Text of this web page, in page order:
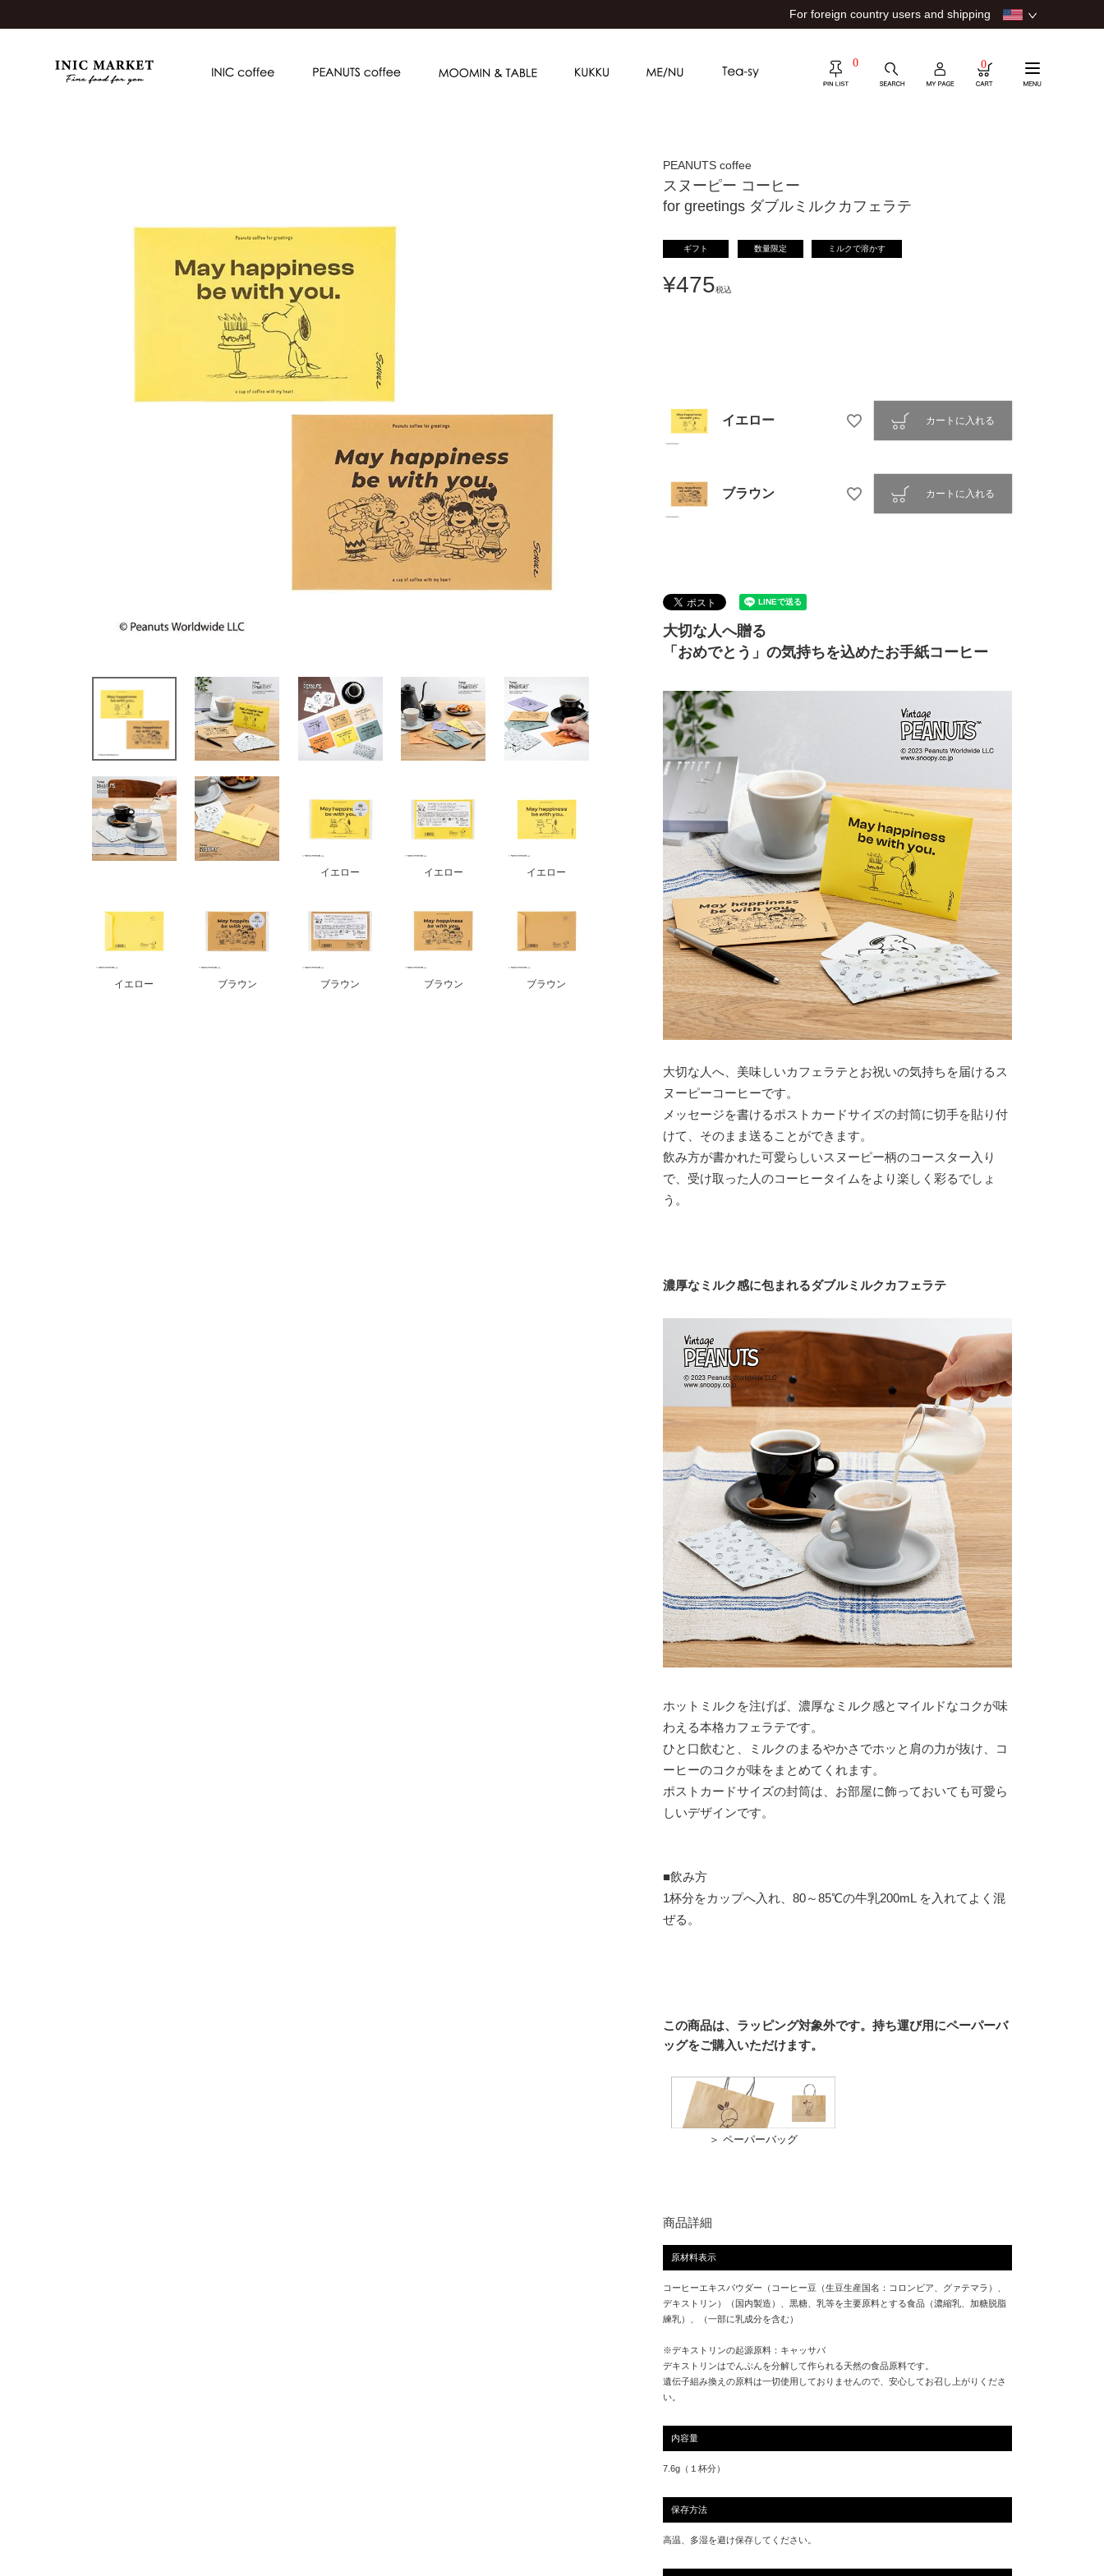
For foreign country users and shipping
0 0
イエロー イエロー イエロー
イエロー ブラウン ブラウン ブラウン ブラウン
PEANUTS coffee
スヌーピー コーヒー
for greetings ダブルミルクカフェラテ
ギフト 数量限定 ミルクで溶かす
¥475税込
イエロー カートに入れる
ブラウン カートに入れる
大切な人へ贈る
「おめでとう」の気持ちを込めたお手紙コーヒー
大切な人へ、美味しいカフェラテとお祝いの気持ちを届けるス
ヌーピーコーヒーです。
メッセージを書けるポストカードサイズの封筒に切手を貼り付
けて、そのまま送ることができます。
飲み方が書かれた可愛らしいスヌーピー柄のコースター入り
で、受け取った人のコーヒータイムをより楽しく彩るでしょ
う。
濃厚なミルク感に包まれるダブルミルクカフェラテ
ホットミルクを注げば、濃厚なミルク感とマイルドなコクが味
わえる本格カフェラテです。
ひと口飲むと、ミルクのまるやかさでホッと肩の力が抜け、コ
ーヒーのコクが味をまとめてくれます。
ポストカードサイズの封筒は、お部屋に飾っておいても可愛ら
しいデザインです。
■飲み方
1杯分をカップへ入れ、80～85℃の牛乳200mL を入れてよく混
ぜる。
この商品は、ラッピング対象外です。持ち運び用にペーパーバ
ッグをご購入いただけます。
＞ ペーパーバッグ
商品詳細
原材料表示
コーヒーエキスパウダー（コーヒー豆（生豆生産国名：コロンビア、グァテマラ）、
デキストリン）（国内製造）、黒糖、乳等を主要原料とする食品（濃縮乳、加糖脱脂
練乳）、（一部に乳成分を含む）
※デキストリンの起源原料：キャッサバ
デキストリンはでんぷんを分解して作られる天然の食品原料です。
遺伝子組み換えの原料は一切使用しておりませんので、安心してお召し上がりくださ
い。
内容量
7.6g（１杯分）
保存方法
高温、多湿を避け保存してください。